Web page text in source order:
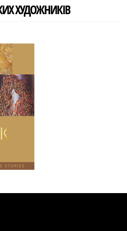
ХУДОЖНИКІВ